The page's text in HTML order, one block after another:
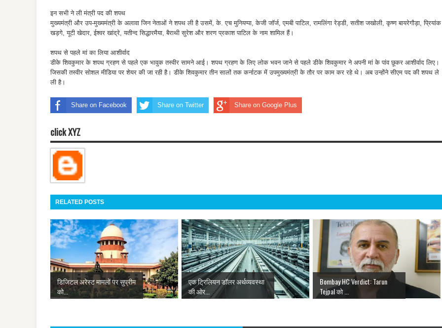
इन सभी ने ली मंत्री पद की शपथ
मुख्यमंत्री और उप-मुख्यमंत्री के अलावा जिन नेताओं ने शपथ ली है उसमें, के. एच मुनियप्पा, केजी जॉर्ज, एमबी पाटिल, रामलिंगा रेड्डी, सतीश जखोली, कृष्ण बायरेगौड़ा, प्रियांक
खड़गे, यूटी खेदार, ईश्वर खांद्रे, यतीन्द सिद्धारमैया, बैराथी सुरेश और शरण प्रकाश पाटिल के नाम शामिल हैं।
शपथ से पहले मां का लिया आशीर्वाद
डीके शिवकुमार के शपथ ग्रहण से पहले एक भावुक तस्वीर सामने आई। शपथ ग्रहण के लिए लोक भवन जाने से पहले डीके शिवकुमार ने अपनी मां के पांव छूकर आशीर्वाद लिए।
जिसकी तस्वीर सोशल मीडिया पर शेयर की जा रही है। डीके शिवकुमार तीन सालों तक कर्नाटक में उपमुख्यमंत्री के तौर पर काम कर रहे थे। अब उन्होंने सीएम पद की शपथ ले
ली है।
Share on Facebook Share on Twitter Share on Google Plus
click XYZ
RELATED POSTS
डिजिटल अरेस्ट मामलों पर सुप्रीम
को...
एक ट्रिलियन डॉलर अर्थव्यवस्था
की ओर...
Bombay HC Verdict: Tarun
Tejpal को ...